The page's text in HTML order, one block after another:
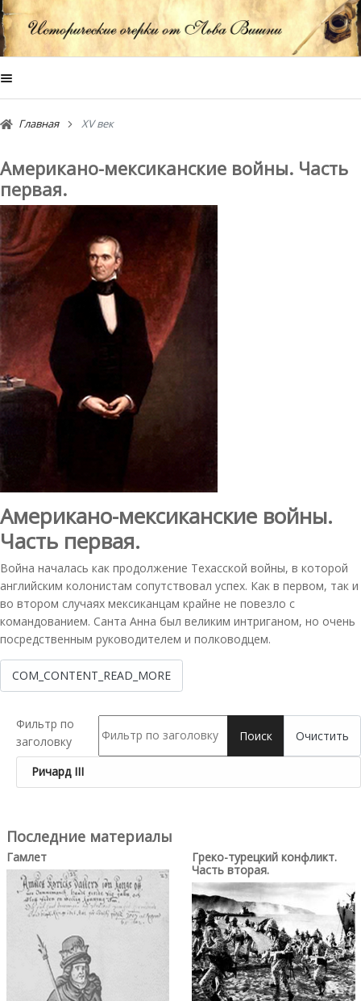
Главная XV век
Последние материалы
Гамлет
Греко-турецкий конфликт.
Часть вторая.
Американо-мексиканские войны. Часть
первая.
Американо-мексиканские войны.
Часть первая.
Война началась как продолжение Техасской войны, в которой
английским колонистам сопутствовал успех. Как в первом, так и
во втором случаях мексиканцам крайне не повезло с
командованием. Санта Анна был великим интриганом, но очень
посредственным руководителем и полководцем.
COM_CONTENT_READ_MORE
Фильтр по
заголовку
Поиск Очистить
Ричард III